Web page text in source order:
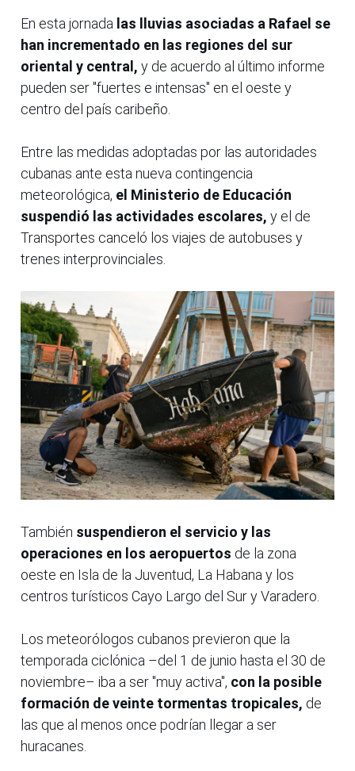
En esta jornada las lluvias asociadas a Rafael se
han incrementado en las regiones del sur
oriental y central, y de acuerdo al último informe
pueden ser "fuertes e intensas" en el oeste y
centro del país caribeño.
Entre las medidas adoptadas por las autoridades
cubanas ante esta nueva contingencia
meteorológica, el Ministerio de Educación
suspendió las actividades escolares, y el de
Transportes canceló los viajes de autobuses y
trenes interprovinciales.
También suspendieron el servicio y las
operaciones en los aeropuertos de la zona
oeste en Isla de la Juventud, La Habana y los
centros turísticos Cayo Largo del Sur y Varadero.
Los meteorólogos cubanos previeron que la
temporada ciclónica –del 1 de junio hasta el 30 de
noviembre– iba a ser "muy activa", con la posible
formación de veinte tormentas tropicales, de
las que al menos once podrían llegar a ser
huracanes.